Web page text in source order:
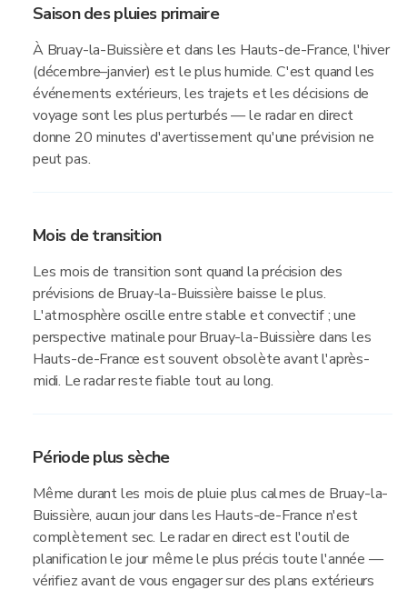
Saison des pluies primaire
À Bruay-la-Buissière et dans les Hauts-de-France, l'hiver
(décembre–janvier) est le plus humide. C'est quand les
événements extérieurs, les trajets et les décisions de
voyage sont les plus perturbés — le radar en direct
donne 20 minutes d'avertissement qu'une prévision ne
peut pas.
Mois de transition
Les mois de transition sont quand la précision des
prévisions de Bruay-la-Buissière baisse le plus.
L'atmosphère oscille entre stable et convectif ; une
perspective matinale pour Bruay-la-Buissière dans les
Hauts-de-France est souvent obsolète avant l'après-
midi. Le radar reste fiable tout au long.
Période plus sèche
Même durant les mois de pluie plus calmes de Bruay-la-
Buissière, aucun jour dans les Hauts-de-France n'est
complètement sec. Le radar en direct est l'outil de
planification le jour même le plus précis toute l'année —
vérifiez avant de vous engager sur des plans extérieurs